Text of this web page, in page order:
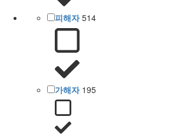
피해자 514
가해자 195